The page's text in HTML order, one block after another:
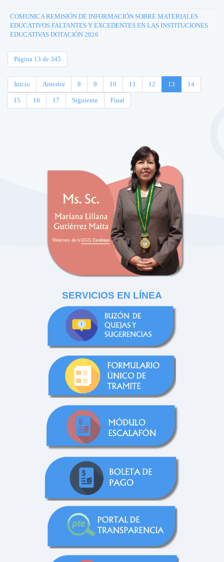
COMUNICA REMISIÓN DE INFORMACIÓN SOBRE MATERIALES
EDUCATIVOS FALTANTES Y EXCEDENTES EN LAS INSTITUCIONES
EDUCATIVAS DOTACIÓN 2026
Página 13 de 345
Inicio Anterior 8 9 10 11 12 13 14
15 16 17 Siguiente Final
SERVICIOS EN LÍNEA